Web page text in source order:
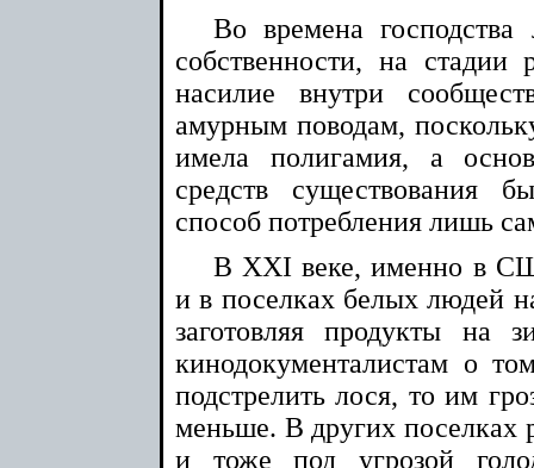
Во времена
собственности, на стадии
насилие внутри
амурным поводам,
имела полигамия, а
средств существования
способ потребления лишь
В XXI веке, именно в
и в поселках белых людей
заготовляя продукты на
кинодокументалистам о
подстрелить лося, то им
меньше. В других поселках
и тоже под угрозой